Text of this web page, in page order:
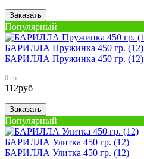
Заказать
Популярный
БАРИЛЛА Пружинка 450 гр. (12)
БАРИЛЛА Пружинка 450 гр. (12)
0 гр.
112руб
Заказать
Популярный
БАРИЛЛА Улитка 450 гр. (12)
БАРИЛЛА Улитка 450 гр. (12)